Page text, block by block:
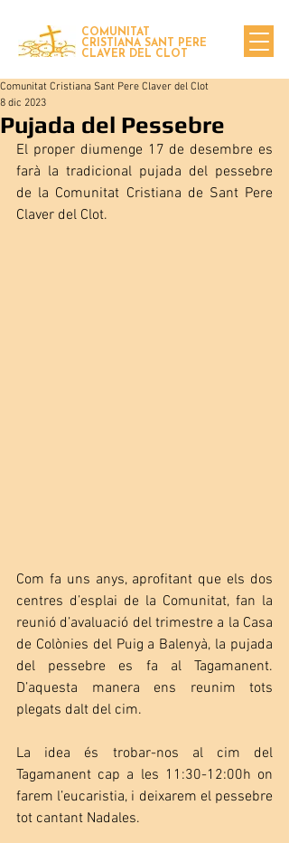
COMUNITAT
CRISTIANA SANT PERE
CLAVER DEL CLOT
Pujada del Pessebre
Comunitat Cristiana Sant Pere Claver del Clot
8 dic 2023
El proper diumenge 17 de desembre es
farà la tradicional pujada del pessebre
de la Comunitat Cristiana de Sant Pere
Claver del Clot.
Com fa uns anys, aprofitant que els dos
centres d’esplai de la Comunitat, fan la
reunió d’avaluació del trimestre a la Casa
de Colònies del Puig a Balenyà, la pujada
del pessebre es fa al Tagamanent.
D’aquesta manera ens reunim tots
plegats dalt del cim.
La idea és trobar-nos al cim del
Tagamanent cap a les 11:30-12:00h on
farem l’eucaristia, i deixarem el pessebre
tot cantant Nadales.